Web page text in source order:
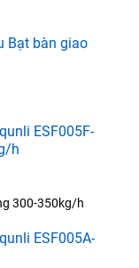
Bạt bàn giao
ESF005F-
h
300-350kg/h
ESF005A-